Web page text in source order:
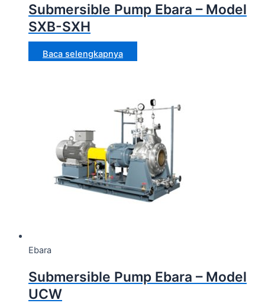
Submersible Pump Ebara – Model
SXB-SXH
Baca selengkapnya
Ebara
Submersible Pump Ebara – Model
UCW